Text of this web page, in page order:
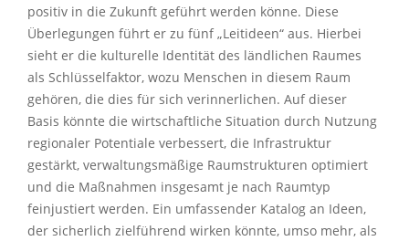
positiv in die Zukunft geführt werden könne. Diese
Überlegungen führt er zu fünf „Leitideen“ aus. Hierbei
sieht er die kulturelle Identität des ländlichen Raumes
als Schlüsselfaktor, wozu Menschen in diesem Raum
gehören, die dies für sich verinnerlichen. Auf dieser
Basis könnte die wirtschaftliche Situation durch Nutzung
regionaler Potentiale verbessert, die Infrastruktur
gestärkt, verwaltungsmäßige Raumstrukturen optimiert
und die Maßnahmen insgesamt je nach Raumtyp
feinjustiert werden. Ein umfassender Katalog an Ideen,
der sicherlich zielführend wirken könnte, umso mehr, als